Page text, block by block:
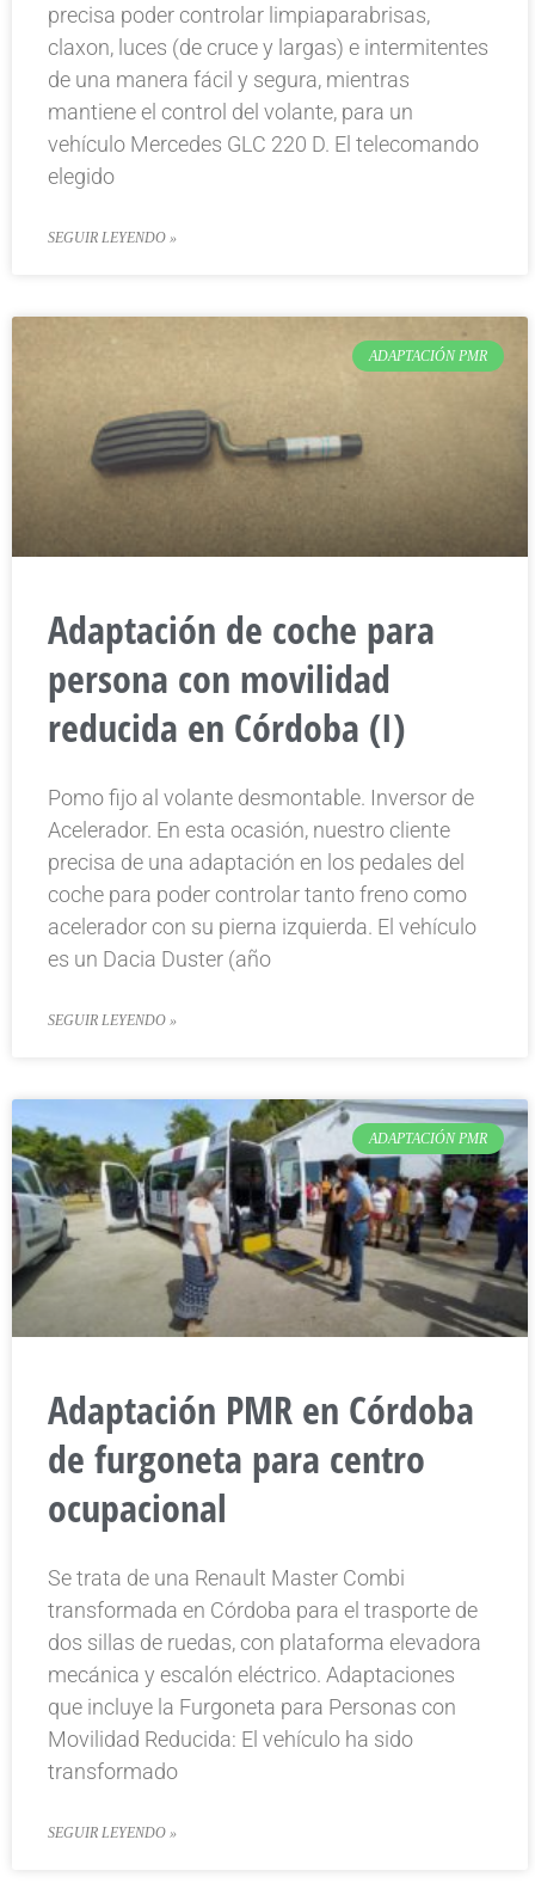
precisa poder controlar limpiaparabrisas,
claxon, luces (de cruce y largas) e intermitentes
de una manera fácil y segura, mientras
mantiene el control del volante, para un
vehículo Mercedes GLC 220 D. El telecomando
elegido
SEGUIR LEYENDO »
ADAPTACIÓN PMR
Adaptación de coche para
persona con movilidad
reducida en Córdoba (I)
Pomo fijo al volante desmontable. Inversor de
Acelerador. En esta ocasión, nuestro cliente
precisa de una adaptación en los pedales del
coche para poder controlar tanto freno como
acelerador con su pierna izquierda. El vehículo
es un Dacia Duster (año
SEGUIR LEYENDO »
ADAPTACIÓN PMR
Adaptación PMR en Córdoba
de furgoneta para centro
ocupacional
Se trata de una Renault Master Combi
transformada en Córdoba para el trasporte de
dos sillas de ruedas, con plataforma elevadora
mecánica y escalón eléctrico. Adaptaciones
que incluye la Furgoneta para Personas con
Movilidad Reducida: El vehículo ha sido
transformado
SEGUIR LEYENDO »